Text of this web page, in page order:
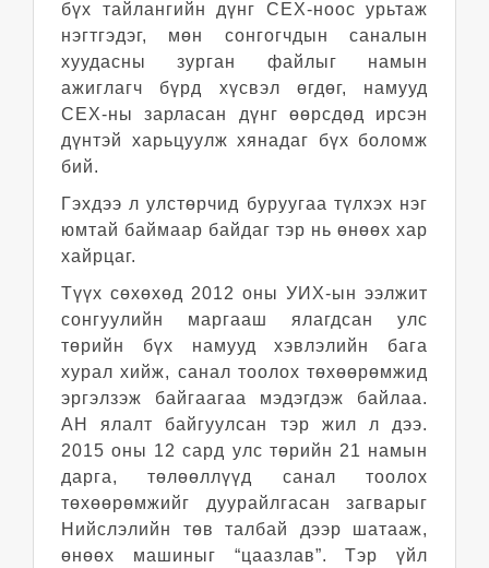
бүх тайлангийн дүнг СЕХ-ноос урьтаж
нэгтгэдэг, мөн сонгогчдын саналын
хуудасны зурган файлыг намын
ажиглагч бүрд хүсвэл өгдөг, намууд
СЕХ-ны зарласан дүнг өөрсдөд ирсэн
дүнтэй харьцуулж хянадаг бүх боломж
бий.
Гэхдээ л улстөрчид буруугаа түлхэх нэг
юмтай баймаар байдаг тэр нь өнөөх хар
хайрцаг.
Түүх сөхөхөд 2012 оны УИХ-ын ээлжит
сонгуулийн маргааш ялагдсан улс
төрийн бүх намууд хэвлэлийн бага
хурал хийж, санал тоолох төхөөрөмжид
эргэлзэж байгаагаа мэдэгдэж байлаа.
АН ялалт байгуулсан тэр жил л дээ.
2015 оны 12 сард улс төрийн 21 намын
дарга, төлөөллүүд санал тоолох
төхөөрөмжийг дуурайлгасан загварыг
Нийслэлийн төв талбай дээр шатааж,
өнөөх машиныг “цаазлав”. Тэр үйл